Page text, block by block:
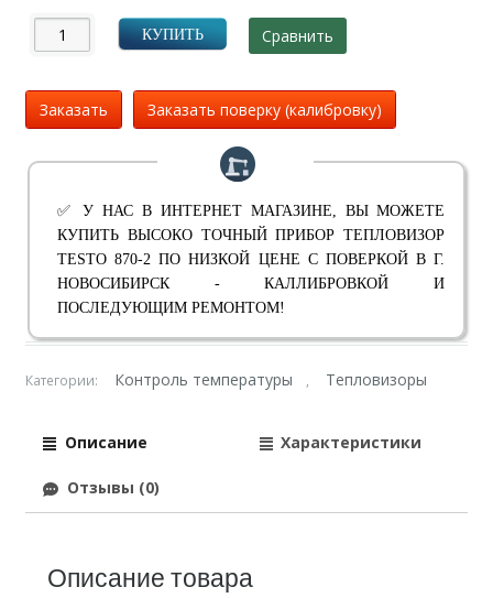
КУПИТЬ Сравнить
Заказать Заказать поверку (калибровку)
✅ У НАС В ИНТЕРНЕТ МАГАЗИНЕ, ВЫ МОЖЕТЕ
КУПИТЬ ВЫСОКО ТОЧНЫЙ ПРИБОР ТЕПЛОВИЗОР
TESTO 870-2 ПО НИЗКОЙ ЦЕНЕ С ПОВЕРКОЙ В Г.
НОВОСИБИРСК - КАЛЛИБРОВКОЙ И
ПОСЛЕДУЮЩИМ РЕМОНТОМ!
Категории: Контроль температуры , Тепловизоры
Описание Характеристики
Отзывы (0)
Описание товара